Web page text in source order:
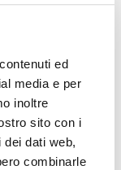
ed
media e per
inoltre
sito con i
dati web,
combinarle